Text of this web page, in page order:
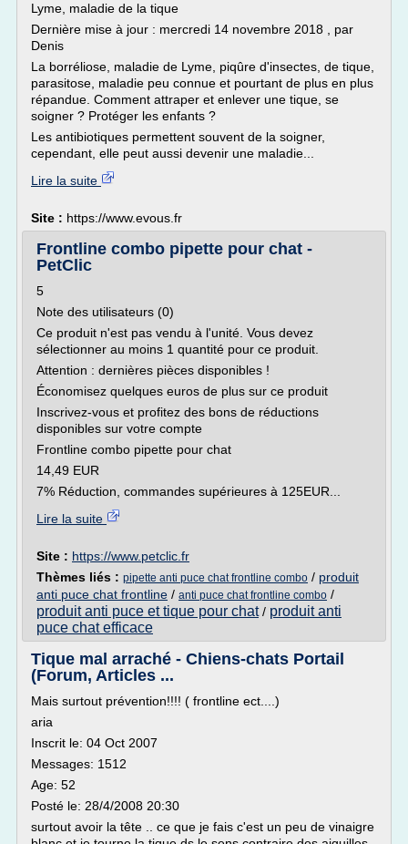
Lyme, maladie de la tique
Dernière mise à jour : mercredi 14 novembre 2018 , par
Denis
La borréliose, maladie de Lyme, piqûre d'insectes, de tique,
parasitose, maladie peu connue et pourtant de plus en plus
répandue. Comment attraper et enlever une tique, se
soigner ? Protéger les enfants ?
Les antibiotiques permettent souvent de la soigner,
cependant, elle peut aussi devenir une maladie...
Lire la suite
Site : https://www.evous.fr
Frontline combo pipette pour chat -
PetClic
5
Note des utilisateurs (0)
Ce produit n'est pas vendu à l'unité. Vous devez
sélectionner au moins 1 quantité pour ce produit.
Attention : dernières pièces disponibles !
Économisez quelques euros de plus sur ce produit
Inscrivez-vous et profitez des bons de réductions
disponibles sur votre compte
Frontline combo pipette pour chat
14,49 EUR
7% Réduction, commandes supérieures à 125EUR...
Lire la suite
Site : https://www.petclic.fr
Thèmes liés : pipette anti puce chat frontline combo / produit
anti puce chat frontline / anti puce chat frontline combo /
produit anti puce et tique pour chat/ produit anti
puce chat efficace
Tique mal arraché - Chiens-chats Portail
(Forum, Articles ...
Mais surtout prévention!!!! ( frontline ect....)
aria
Inscrit le: 04 Oct 2007
Messages: 1512
Age: 52
Posté le: 28/4/2008 20:30
surtout avoir la tête .. ce que je fais c'est un peu de vinaigre